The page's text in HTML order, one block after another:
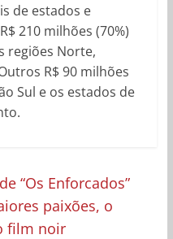
de estados e
210 milhões (70%)
regiões Norte,
R$ 90 milhões
Sul e os estados de
“Os Enforcados”
paixões, o
film noir